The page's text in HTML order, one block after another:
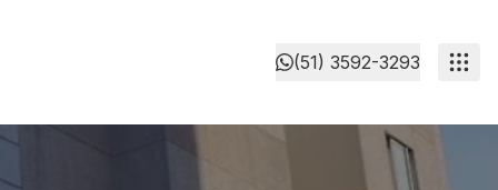
(51) 3592-3293